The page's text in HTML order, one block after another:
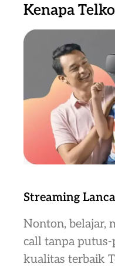
Kenapa
Streaming
Nonton, belajar,
call tanpa
kualitas terbaik